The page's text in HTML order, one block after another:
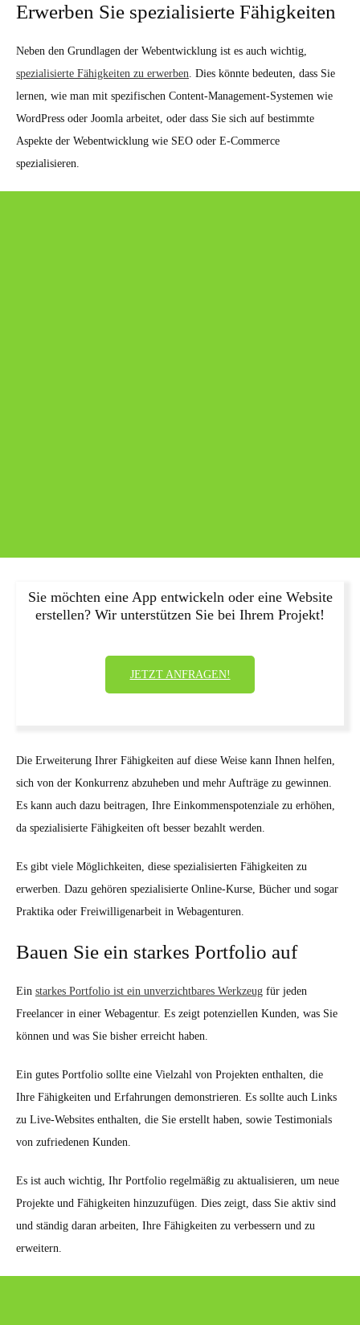
Erwerben Sie spezialisierte Fähigkeiten
Neben den Grundlagen der Webentwicklung ist es auch wichtig,
spezialisierte Fähigkeiten zu erwerben. Dies könnte bedeuten, dass Sie
lernen, wie man mit spezifischen Content-Management-Systemen wie
WordPress oder Joomla arbeitet, oder dass Sie sich auf bestimmte
Aspekte der Webentwicklung wie SEO oder E-Commerce
spezialisieren.
Sie möchten eine App entwickeln oder eine Website
erstellen? Wir unterstützen Sie bei Ihrem Projekt!
JETZT ANFRAGEN!
Die Erweiterung Ihrer Fähigkeiten auf diese Weise kann Ihnen helfen,
sich von der Konkurrenz abzuheben und mehr Aufträge zu gewinnen.
Es kann auch dazu beitragen, Ihre Einkommenspotenziale zu erhöhen,
da spezialisierte Fähigkeiten oft besser bezahlt werden.
Es gibt viele Möglichkeiten, diese spezialisierten Fähigkeiten zu
erwerben. Dazu gehören spezialisierte Online-Kurse, Bücher und sogar
Praktika oder Freiwilligenarbeit in Webagenturen.
Bauen Sie ein starkes Portfolio auf
Ein starkes Portfolio ist ein unverzichtbares Werkzeug für jeden
Freelancer in einer Webagentur. Es zeigt potenziellen Kunden, was Sie
können und was Sie bisher erreicht haben.
Ein gutes Portfolio sollte eine Vielzahl von Projekten enthalten, die
Ihre Fähigkeiten und Erfahrungen demonstrieren. Es sollte auch Links
zu Live-Websites enthalten, die Sie erstellt haben, sowie Testimonials
von zufriedenen Kunden.
Es ist auch wichtig, Ihr Portfolio regelmäßig zu aktualisieren, um neue
Projekte und Fähigkeiten hinzuzufügen. Dies zeigt, dass Sie aktiv sind
und ständig daran arbeiten, Ihre Fähigkeiten zu verbessern und zu
erweitern.